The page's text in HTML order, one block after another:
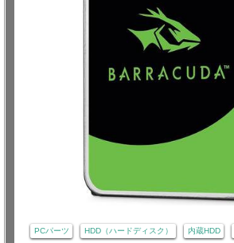
PCパーツ HDD（ハードディスク） 内蔵HDD